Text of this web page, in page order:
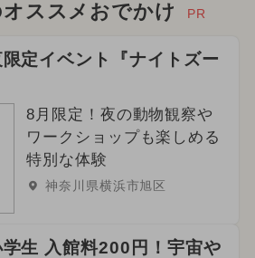
ススメおでかけ PR
定イベント『ナイトズー
8月限定！夜の動物観察や
ワークショップも楽しめる
特別な体験
神奈川県横浜市旭区
生 入館料200円！宇宙や